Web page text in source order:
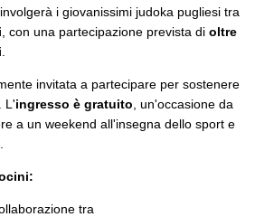
i giovanissimi judoka pugliesi tra
, con una partecipazione prevista di oltre
invitata a partecipare per sostenere
L'ingresso è gratuito , un'occasione da
a un weekend all'insegna dello sport e
tra